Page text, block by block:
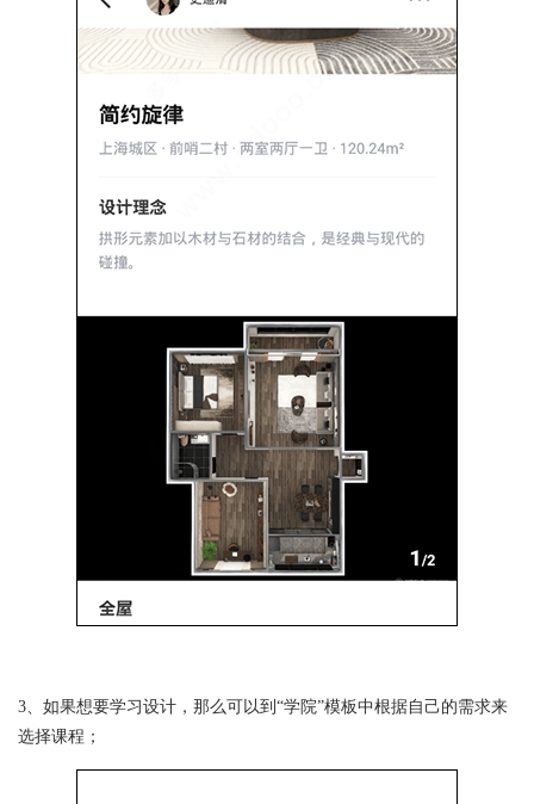
3、如果想要学习设计，那么可以到“学院”模板中根据自己的需求来
选择课程；